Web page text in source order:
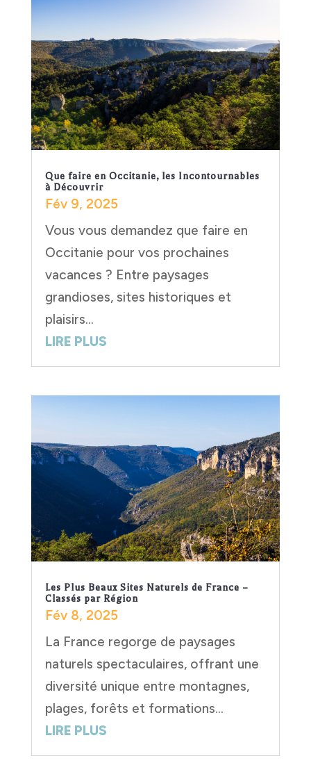
Que faire en Occitanie, les Incontournables
à Découvrir
Fév 9, 2025
Vous vous demandez que faire en
Occitanie pour vos prochaines
vacances ? Entre paysages
grandioses, sites historiques et
plaisirs...
LIRE PLUS
Les Plus Beaux Sites Naturels de France –
Classés par Région
Fév 8, 2025
La France regorge de paysages
naturels spectaculaires, offrant une
diversité unique entre montagnes,
plages, forêts et formations...
LIRE PLUS